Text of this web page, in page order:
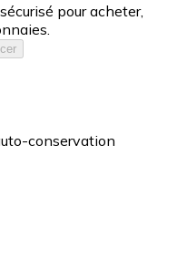
pour acheter,
conservation